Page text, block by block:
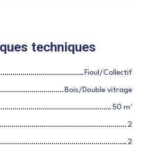
techniques
Fioul/Collectif
Bois/Double vitrage
50 m²
2
2